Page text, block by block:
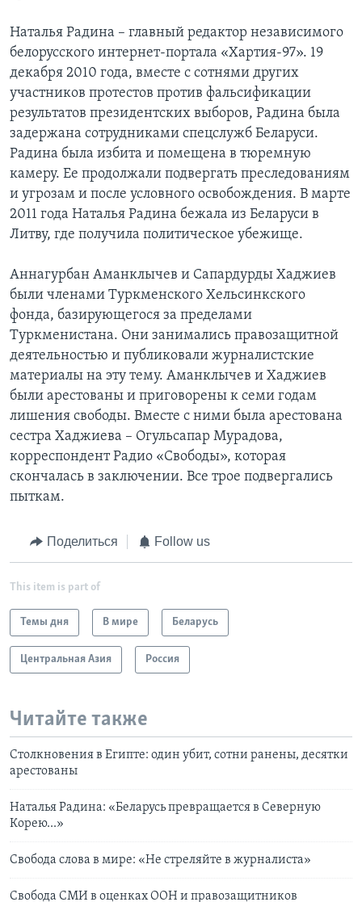
Наталья Радина – главный редактор независимого
белорусского интернет-портала «Хартия-97». 19
декабря 2010 года, вместе с сотнями других
участников протестов против фальсификации
результатов президентских выборов, Радина была
задержана сотрудниками спецслужб Беларуси.
Радина была избита и помещена в тюремную
камеру. Ее продолжали подвергать преследованиям
и угрозам и после условного освобождения. В марте
2011 года Наталья Радина бежала из Беларуси в
Литву, где получила политическое убежище.
Аннагурбан Аманклычев и Сапардурды Хаджиев
были членами Туркменского Хельсинкского
фонда, базирующегося за пределами
Туркменистана. Они занимались правозащитной
деятельностью и публиковали журналистские
материалы на эту тему. Аманклычев и Хаджиев
были арестованы и приговорены к семи годам
лишения свободы. Вместе с ними была арестована
сестра Хаджиева – Огульсапар Мурадова,
корреспондент Радио «Свободы», которая
скончалась в заключении. Все трое подвергались
пыткам.
Поделиться Follow us
This item is part of
Темы дня В мире Беларусь
Центральная Азия Россия
Читайте также
Столкновения в Египте: один убит, сотни ранены, десятки
арестованы
Наталья Радина: «Беларусь превращается в Северную
Корею...»
Свобода слова в мире: «Не стреляйте в журналиста»
Свобода СМИ в оценках ООН и правозащитников